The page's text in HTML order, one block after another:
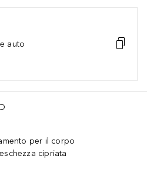
auto
per il corpo
cipriata